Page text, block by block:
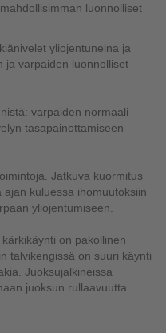
luonnolliset
yliojentuneina ja
ja varpaiden luonnolliset
varpaiden normaali
tasapainottamiseen
Jatkuva kuormitus
kuluessa ihomuutoksiin
yliojentumiseen.
on pakollinen
talvikengissä on suuri käynti
Juoksujalkineissa
juoksun rullaavuutta.